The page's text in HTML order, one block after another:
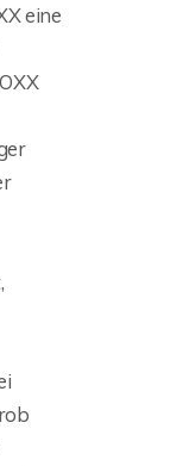
eine